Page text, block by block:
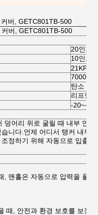
버, GETC801TB-500
버, GETC801TB-500
20인치
10인치
탄소 강
리프형
-
덩어리 위로 굴릴 때 내부 연
니다.언제 어디서 탱커 내부
정하기 위해 자동으로 입출
, 맨홀은 자동으로 압력을 풀
때, 안전과 환경 보호를 보장